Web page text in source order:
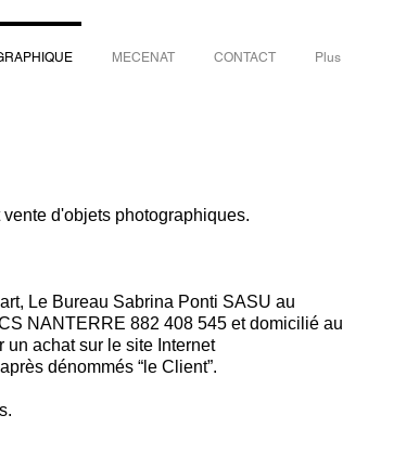
MECENAT CONTACT Plus
d'objets photographiques.
Le Bureau Sabrina Ponti SASU au
NANTERRE 882 408 545 et domicilié au
achat sur le site Internet
dénommés “le Client”.